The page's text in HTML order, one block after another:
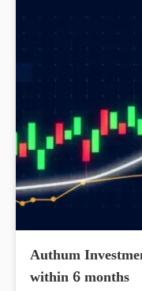
Authum
within 6 months